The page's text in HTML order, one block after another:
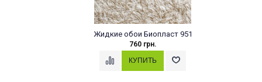
Жидкие обои Биопласт 951
760 грн.